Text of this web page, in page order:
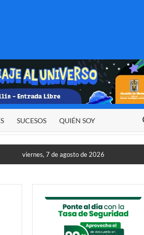
SUCESOS QUIÉN SOY
viernes, 7 de agosto de 2026